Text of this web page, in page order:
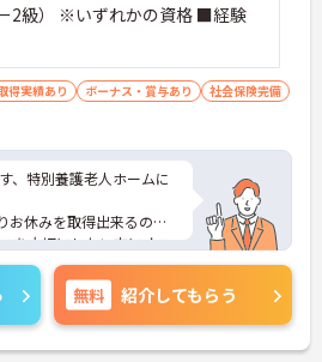
2級） ※いずれかの資格 ■経験
得実績あり ボーナス・賞与あり
社会保険完備
、特別養護老人ホームに
お休みを取得出来るの
を大切にしたい方にオス
しっかりと評価している
ちやすい環境です★
ビ介護職までお問い合わ
無料 紹介してもらう